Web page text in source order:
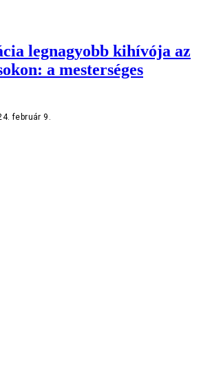
legnagyobb kihívója az
a mesterséges
február 9.